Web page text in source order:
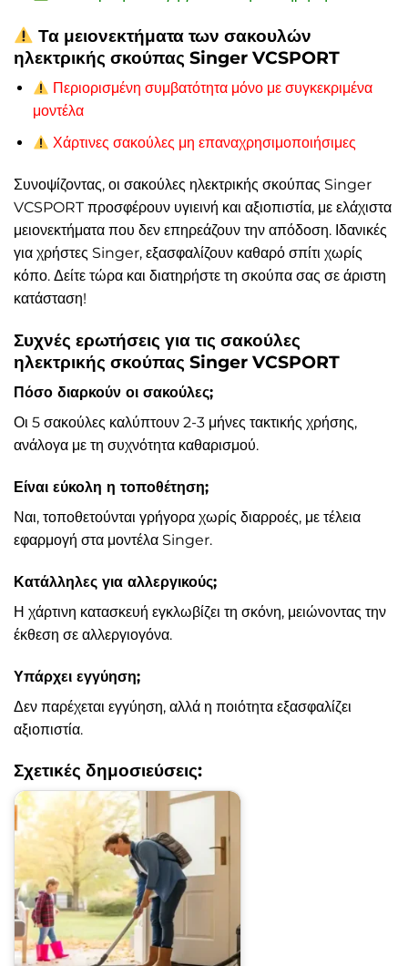
Τα μειονεκτήματα των σακουλών
ηλεκτρικής σκούπας Singer VCSPORT
Περιορισμένη συμβατότητα μόνο με συγκεκριμένα
μοντέλα
Χάρτινες σακούλες μη επαναχρησιμοποιήσιμες
Συνοψίζοντας, οι σακούλες ηλεκτρικής σκούπας Singer
VCSPORT προσφέρουν υγιεινή και αξιοπιστία, με ελάχιστα
μειονεκτήματα που δεν επηρεάζουν την απόδοση. Ιδανικές
για χρήστες Singer, εξασφαλίζουν καθαρό σπίτι χωρίς
κόπο. Δείτε τώρα και διατηρήστε τη σκούπα σας σε άριστη
κατάσταση!
Συχνές ερωτήσεις για τις σακούλες
ηλεκτρικής σκούπας Singer VCSPORT
Πόσο διαρκούν οι σακούλες;
Οι 5 σακούλες καλύπτουν 2-3 μήνες τακτικής χρήσης,
ανάλογα με τη συχνότητα καθαρισμού.
Είναι εύκολη η τοποθέτηση;
Ναι, τοποθετούνται γρήγορα χωρίς διαρροές, με τέλεια
εφαρμογή στα μοντέλα Singer.
Κατάλληλες για αλλεργικούς;
Η χάρτινη κατασκευή εγκλωβίζει τη σκόνη, μειώνοντας την
έκθεση σε αλλεργιογόνα.
Υπάρχει εγγύηση;
Δεν παρέχεται εγγύηση, αλλά η ποιότητα εξασφαλίζει
αξιοπιστία.
Σχετικές δημοσιεύσεις: